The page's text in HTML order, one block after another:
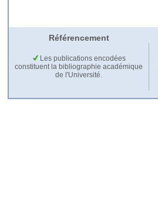
Référencement
Les publications encodées
constituent la bibliographie académique
de l'Université.